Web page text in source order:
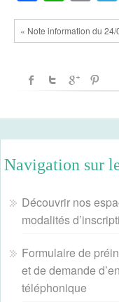
« Note information du 24/
Navigation sur
Découvrir nos
modalités
Formulaire de
et de demande
téléphonique